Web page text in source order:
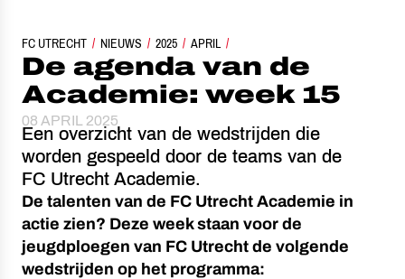
FC UTRECHT NIEUWS 2025 APRIL
DE AGENDA VAN DE ACADEMIE: WEEK 15
De agenda van de
Academie: week 15
08 APRIL 2025
Een overzicht van de wedstrijden die
worden gespeeld door de teams van de
FC Utrecht Academie.
De talenten van de FC Utrecht Academie in
actie zien? Deze week staan voor de
jeugdploegen van FC Utrecht de volgende
wedstrijden op het programma: